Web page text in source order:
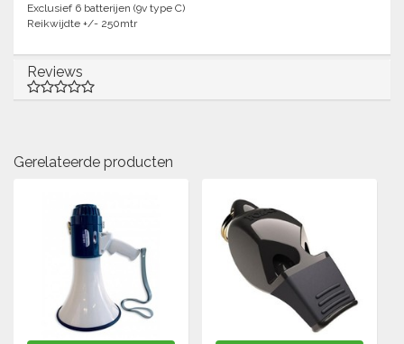
Exclusief 6 batterijen (9v type C)
Reikwijdte +/- 250mtr
Reviews
Gerelateerde producten